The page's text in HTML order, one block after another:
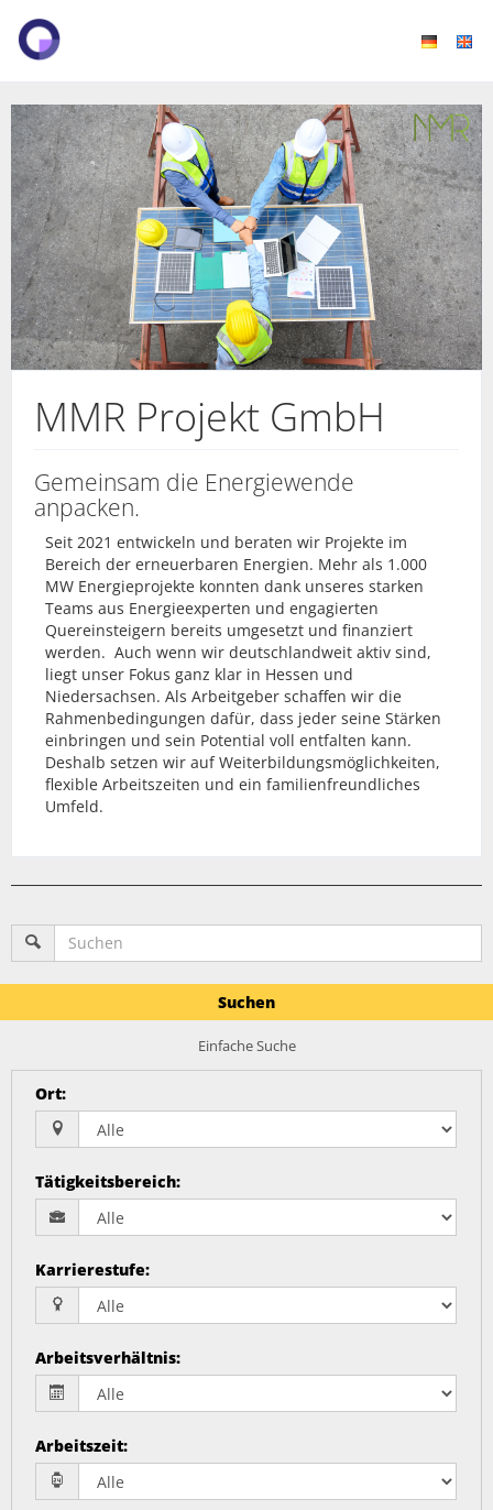
MMR Projekt GmbH
Gemeinsam die Energiewende
anpacken.
Seit 2021 entwickeln und beraten wir Projekte im
Bereich der erneuerbaren Energien. Mehr als 1.000
MW Energieprojekte konnten dank unseres starken
Teams aus Energieexperten und engagierten
Quereinsteigern bereits umgesetzt und finanziert
werden. Auch wenn wir deutschlandweit aktiv sind,
liegt unser Fokus ganz klar in Hessen und
Niedersachsen. Als Arbeitgeber schaffen wir die
Rahmenbedingungen dafür, dass jeder seine Stärken
einbringen und sein Potential voll entfalten kann.
Deshalb setzen wir auf Weiterbildungsmöglichkeiten,
flexible Arbeitszeiten und ein familienfreundliches
Umfeld.
Suchen
Einfache Suche
Ort:
Tätigkeitsbereich:
Karrierestufe:
Arbeitsverhältnis:
Arbeitszeit: